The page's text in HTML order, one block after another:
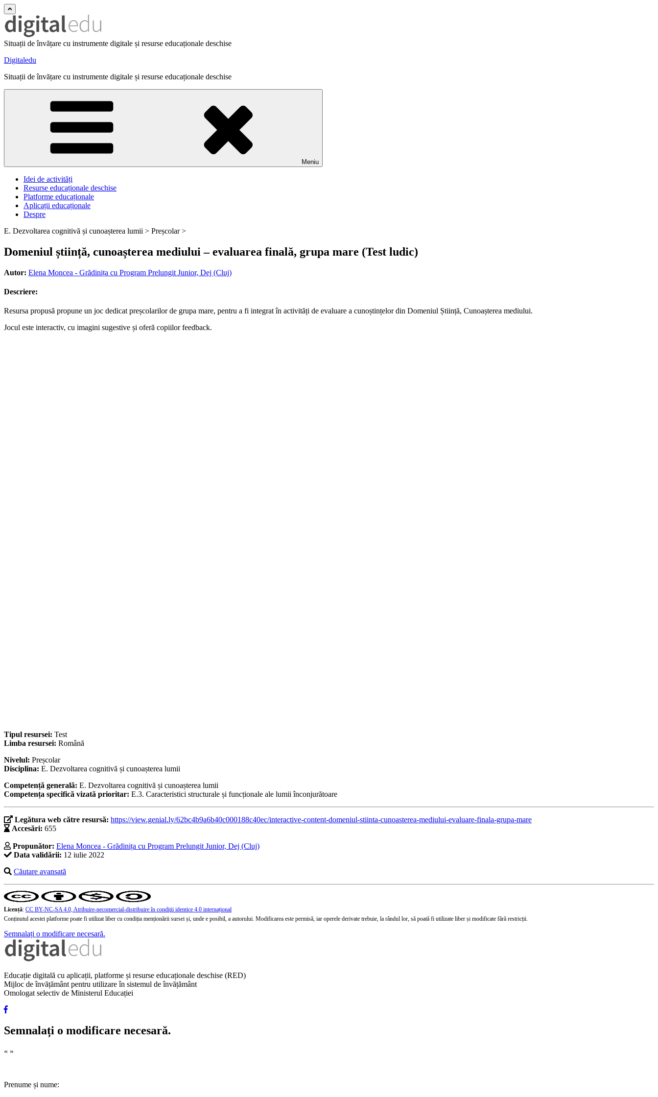
Situații de învățare cu instrumente digitale și resurse educaționale deschise
Digitaledu
Situații de învățare cu instrumente digitale și resurse educaționale deschise
Meniu
Idei de activități
Resurse educaționale deschise
Platforme educaționale
Aplicații educaționale
Despre
E. Dezvoltarea cognitivă și cunoașterea lumii > Preșcolar >
Domeniul știință, cunoașterea mediului – evaluarea finală, grupa mare (Test ludic)
Autor: Elena Moncea - Grădinița cu Program Prelungit Junior, Dej (Cluj)
Descriere:
Resursa propusă propune un joc dedicat preșcolarilor de grupa mare, pentru a fi integrat în activități de evaluare a cunoștințelor din Domeniul Știință, Cunoașterea mediului.
Jocul este interactiv, cu imagini sugestive și oferă copiilor feedback.
Tipul resursei: Test
Limba resursei: Română
Nivelul: Preșcolar
Disciplina: E. Dezvoltarea cognitivă și cunoașterea lumii
Competență generală: E. Dezvoltarea cognitivă și cunoașterea lumii
Competența specifică vizată prioritar: E.3. Caracteristici structurale și funcționale ale lumii înconjurătoare
Legătura web către resursă: https://view.genial.ly/62bc4b9a6b40c000188c40ec/interactive-content-domeniul-stiinta-cunoasterea-mediului-evaluare-finala-grupa-mare
Accesări: 655
Propunător: Elena Moncea - Grădinița cu Program Prelungit Junior, Dej (Cluj)
Data validării: 12 iulie 2022
Căutare avansată
Licență: CC BY-NC-SA 4.0, Atribuire-necomercial-distribuire în condiţii identice 4.0 internațional
Conținutul acestei platforme poate fi utilizat liber cu condiția menționării sursei și, unde e posibil, a autorului. Modificarea este permisă, iar operele derivate trebuie, la rândul lor, să poată fi utilizate liber și modificate fără restricții.
Semnalați o modificare necesară.
Educație digitală cu aplicații, platforme și resurse educaționale deschise (RED)
Mijloc de învățământ pentru utilizare în sistemul de învățământ
Omologat selectiv de Ministerul Educației
Semnalați o modificare necesară.
« »
Prenume și nume: